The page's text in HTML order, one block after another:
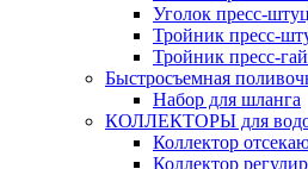
Уголок пресс-
Тройник пресс-
Тройник пресс-
Быстросъемная
Набор для шланга
КОЛЛЕКТОРЫ для
Коллектор
Коллектор